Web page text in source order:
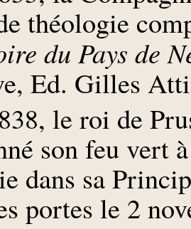
théologie
du Pays de
Ed. Gilles
le roi de
son feu vert
dans sa
portes le 2